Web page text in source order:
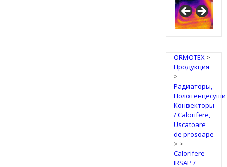
ORMOTEX>
Продукция
>
Радиаторы,
Конвекторы
/ Calorifere,
Uscatoare
de prosoape
> >
Calorifere
IRSAP /